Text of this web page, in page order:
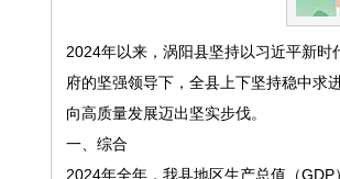
2024年以来，涡阳县坚持以习近平新
府的坚强领导下，全县上下坚持稳中求
向高质量发展迈出坚实步伐。
一、综合
2024年全年，我县地区生产总值（